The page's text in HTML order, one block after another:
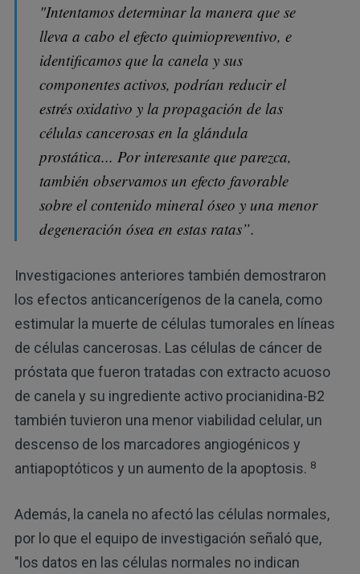
"Intentamos determinar la manera que se
lleva a cabo el efecto quimiopreventivo, e
identificamos que la canela y sus
componentes activos, podrían reducir el
estrés oxidativo y la propagación de las
células cancerosas en la glándula
prostática... Por interesante que parezca,
también observamos un efecto favorable
sobre el contenido mineral óseo y una menor
degeneración ósea en estas ratas”.
Investigaciones anteriores también demostraron
los efectos anticancerígenos de la canela, como
estimular la muerte de células tumorales en líneas
de células cancerosas. Las células de cáncer de
próstata que fueron tratadas con extracto acuoso
de canela y su ingrediente activo procianidina-B2
también tuvieron una menor viabilidad celular, un
descenso de los marcadores angiogénicos y
antiapoptóticos y un aumento de la apoptosis. 8
Además, la canela no afectó las células normales,
por lo que el equipo de investigación señaló que,
"los datos en las células normales no indican